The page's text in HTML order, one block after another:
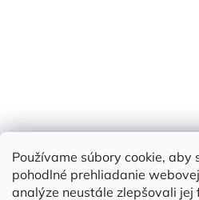
Používame súbory cookie, aby
pohodlné prehliadanie
analýze neustále zlepšovali jej